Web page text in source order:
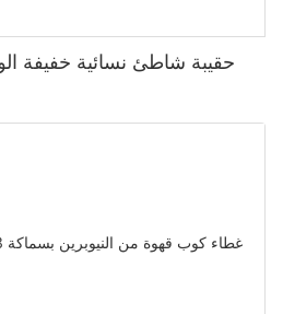
حقيبة شاطئ نسائية خفيفة